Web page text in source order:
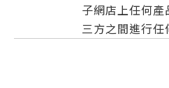
子網店上任何
三方之間進行任